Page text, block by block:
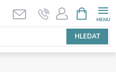
HLEDAT
NÁKUPNÍ
KOŠÍK